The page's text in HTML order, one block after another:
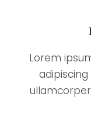
Lorem